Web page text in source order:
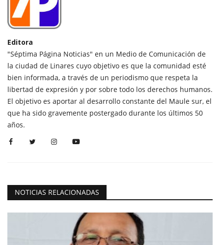
Editora
"Séptima Página Noticias" en un Medio de Comunicación de
la ciudad de Linares cuyo objetivo es que la comunidad esté
bien informada, a través de un periodismo que respeta la
libertad de expresión y por sobre todo los derechos humanos.
El objetivo es aportar al desarrollo constante del Maule sur, el
que ha sido gravemente postergado durante los últimos 50
años.
NOTICIAS RELACIONADAS